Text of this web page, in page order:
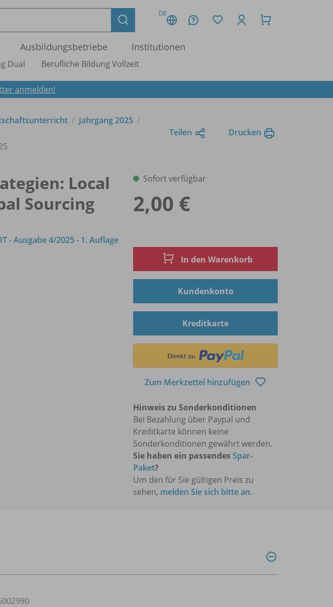
DE
Ausbildungsbetriebe Institutionen
Dual Berufliche Bildung Vollzeit
anmelden!
Jahrgang 2025
Teilen Drucken
Local
Sourcing
- Ausgabe 4/2025 - 1. Auflage
Sofort verfügbar
2,00 €
In den Warenkorb
Kundenkonto
Kreditkarte
Zum Merkzettel hinzufügen
Hinweis zu Sonderkonditionen
Bei Bezahlung über Paypal und
Kreditkarte können keine
Sonderkonditionen gewährt werden.
Sie haben ein passendesSpar-
Paket?
Um den für Sie gültigen Preis zu
sehen, melden Sie sich bitte an.